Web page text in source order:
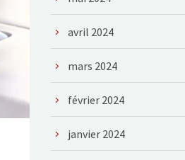
avril 2024
mars 2024
février 2024
janvier 2024